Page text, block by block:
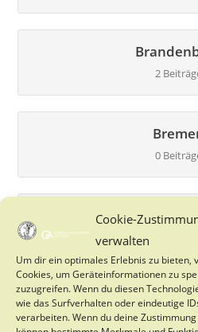
Cookie-
verwalten
Um dir ein optimales Erlebnis zu bieten,
Cookies, um Geräteinformationen zu
zuzugreifen. Wenn du diesen
wie das Surfverhalten oder eindeutige
verarbeiten. Wenn du deine
2
0
0